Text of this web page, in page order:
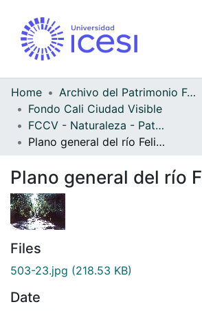
Home
Archivo del Patrimonio Fotográfico y Fílmico del Valle del Cauca
Fondo Cali Ciudad Visible
FCCV - Naturaleza - Patrimonial
Plano general del río Felidia
Plano general del río
Files
503-23.jpg (218.53 KB)
Date